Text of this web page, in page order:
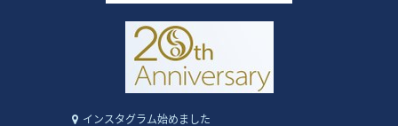
インスタグラム始めました